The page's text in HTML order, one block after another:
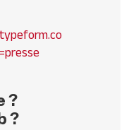
?
?